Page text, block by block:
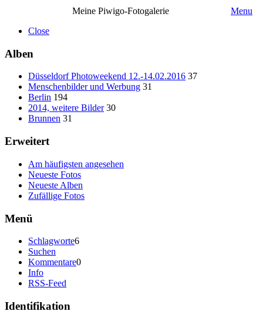
Meine Piwigo-Fotogalerie
Menu
Close
Alben
Düsseldorf Photoweekend 12.-14.02.2016 37
Menschenbilder und Werbung 31
Berlin 194
2014, weitere Bilder 30
Brunnen 31
Erweitert
Am häufigsten angesehen
Neueste Fotos
Neueste Alben
Zufällige Fotos
Menü
Schlagworte6
Suchen
Kommentare0
Info
RSS-Feed
Identifikation